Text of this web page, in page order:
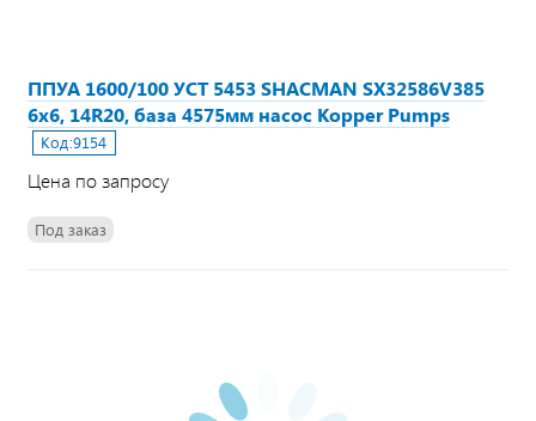
ППУА 1600/100 УСТ 5453 SHACMAN SX32586V385
6х6, 14R20, база 4575мм насос Kopper Pumps
Код:9154
Цена по запросу
Под заказ